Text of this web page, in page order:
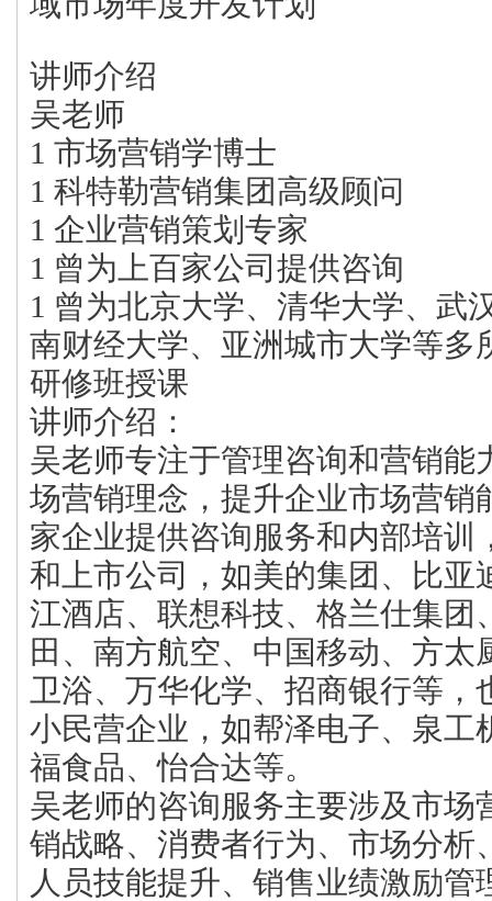
讲师介绍
吴老师
1 市场营销学博士
1 科特勒营销集团高级顾问
1 企业营销策划专家
1 曾为上百家公司提供咨询
1 曾为北京大学、清华大学、武
南财经大学、亚洲城市大学等
研修班授课
讲师介绍：
吴老师专注于管理咨询和营销能
场营销理念，提升企业市场营销
家企业提供咨询服务和内部培训
和上市公司，如美的集团、比亚
江酒店、联想科技、格兰仕集团
田、南方航空、中国移动、方太
卫浴、万华化学、招商银行等，
小民营企业，如帮泽电子、泉工
福食品、怡合达等。
吴老师的咨询服务主要涉及市场
销战略、消费者行为、市场分析
人员技能提升、销售业绩激励